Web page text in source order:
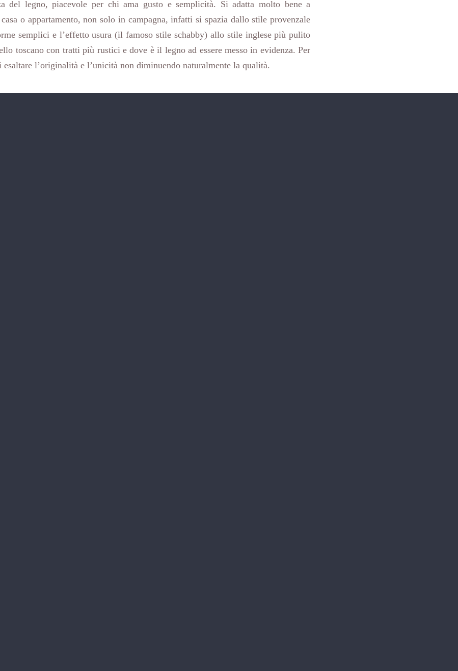
del legno, piacevole per chi ama gusto e semplicità. Si adatta molto bene a
o appartamento, non solo in campagna, infatti si spazia dallo stile provenzale
semplici e l’effetto usura (il famoso stile schabby) allo stile inglese più pulito
toscano con tratti più rustici e dove è il legno ad essere messo in evidenza. Per
esaltare l’originalità e l’unicità non diminuendo naturalmente la qualità.